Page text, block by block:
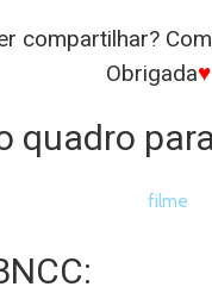
compartilhar?
Obrigada♥
quadro